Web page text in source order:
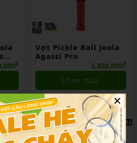
₫
Vợt Pickle Ball Joola
Agassi Pro
5,650,000₫
Chọn mua
So sánh
×